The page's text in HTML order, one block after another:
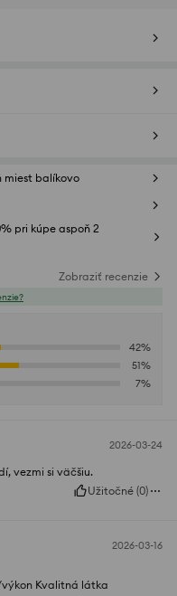
miest balíkovo
pri kúpe aspoň 2
Zobraziť recenzie
42%
51%
7%
2026-03-24
vezmi si väčšiu.
Užitočné (0)
2026-03-16
Kvalitná látka